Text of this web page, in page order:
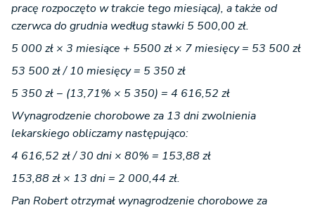
pracę rozpoczęto w trakcie tego miesiąca), a także od
czerwca do grudnia według stawki 5 500,00 zł.
5 000 zł × 3 miesiące + 5500 zł × 7 miesięcy = 53 500 zł
53 500 zł / 10 miesięcy = 5 350 zł
5 350 zł − (13,71% × 5 350) = 4 616,52 zł
Wynagrodzenie chorobowe za 13 dni zwolnienia
lekarskiego obliczamy następująco:
4 616,52 zł / 30 dni × 80% = 153,88 zł
153,88 zł × 13 dni = 2 000,44 zł.
Pan Robert otrzymał wynagrodzenie chorobowe za